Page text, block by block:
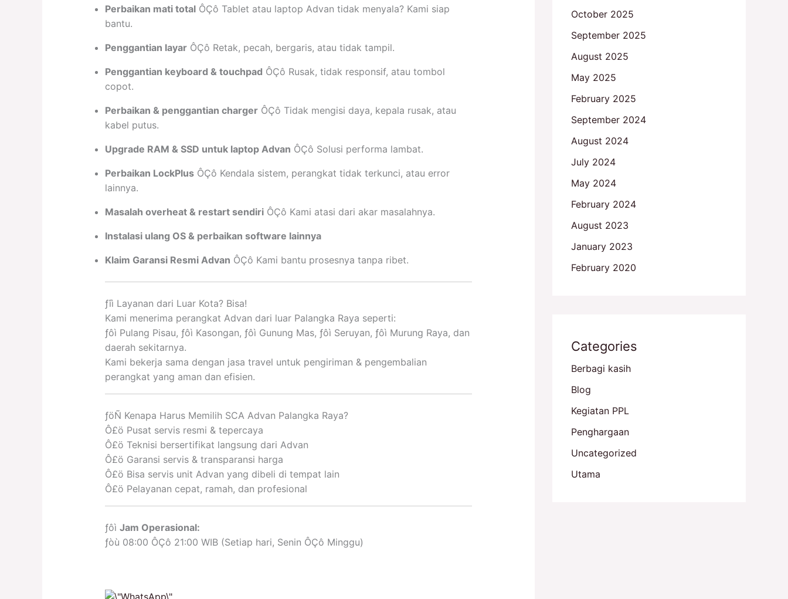
Perbaikan mati totalÔÇô Tablet atau laptop Advan tidak menyala? Kami siap
bantu.
Penggantian layarÔÇô Retak, pecah, bergaris, atau tidak tampil.
Penggantian keyboard & touchpad ÔÇô Rusak, tidak responsif, atau tombol
copot.
Perbaikan & penggantian chargerÔÇô Tidak mengisi daya, kepala rusak, atau
kabel putus.
Upgrade RAM & SSD untuk laptop Advan ÔÇô Solusi performa lambat.
Perbaikan LockPlusÔÇô Kendala sistem, perangkat tidak terkunci, atau error
lainnya.
Masalah overheat & restart sendiriÔÇô Kami atasi dari akar masalahnya.
Instalasi ulang OS & perbaikan software lainnya
Klaim Garansi Resmi Advan ÔÇô Kami bantu prosesnya tanpa ribet.
­ƒîì Layanan dari Luar Kota? Bisa!
Kami menerima perangkat Advan dari luar Palangka Raya seperti:
­ƒôì Pulang Pisau, ­ƒôì Kasongan, ­ƒôì Gunung Mas, ­ƒôì Seruyan, ­ƒôì Murung Raya, dan
daerah sekitarnya.
Kami bekerja sama dengan jasa travel untuk pengiriman & pengembalian
perangkat yang aman dan efisien.
­ƒöÑ Kenapa Harus Memilih SCA Advan Palangka Raya?
Ô£ö Pusat servis resmi & tepercaya
Ô£ö Teknisi bersertifikat langsung dari Advan
Ô£ö Garansi servis & transparansi harga
Ô£ö Bisa servis unit Advan yang dibeli di tempat lain
Ô£ö Pelayanan cepat, ramah, dan profesional
­ƒôì Jam Operasional:
­ƒòù 08:00 ÔÇô 21:00 WIB (Setiap hari, Senin ÔÇô Minggu)
October 2025
September 2025
August 2025
May 2025
February 2025
September 2024
August 2024
July 2024
May 2024
February 2024
August 2023
January 2023
February 2020
Categories
Berbagi kasih
Blog
Kegiatan PPL
Penghargaan
Uncategorized
Utama